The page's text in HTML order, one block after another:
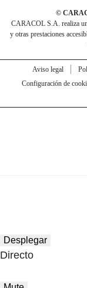
©
CARACOL S.A. realiza
y otras prestaciones
Aviso legal
Configuración de
Desplegar
Directo